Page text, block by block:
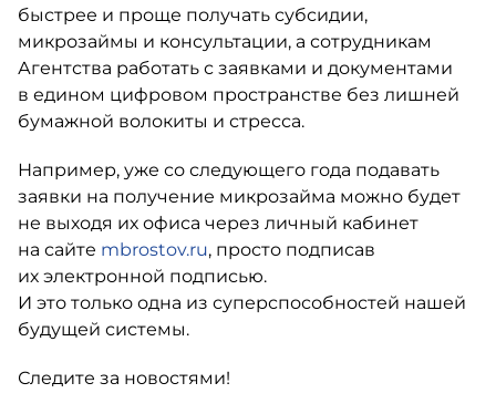
быстрее и проще получать субсидии,
микрозаймы и консультации, а сотрудникам
Агентства работать с заявками и документами
в едином цифровом пространстве без лишней
бумажной волокиты и стресса.
Например, уже со следующего года подавать
заявки на получение микрозайма можно будет
не выходя их офиса через личный кабинет
на сайте mbrostov.ru, просто подписав
их электронной подписью.
И это только одна из суперспособностей нашей
будущей системы.
Следите за новостями!